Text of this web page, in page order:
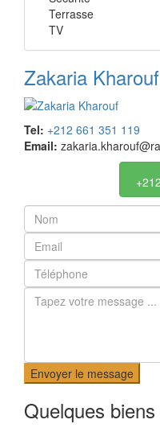
Terrasse
TV
Zakaria Kharouf
Tel: +212 661 351 119
Email:
Envoyer le message
Quelques